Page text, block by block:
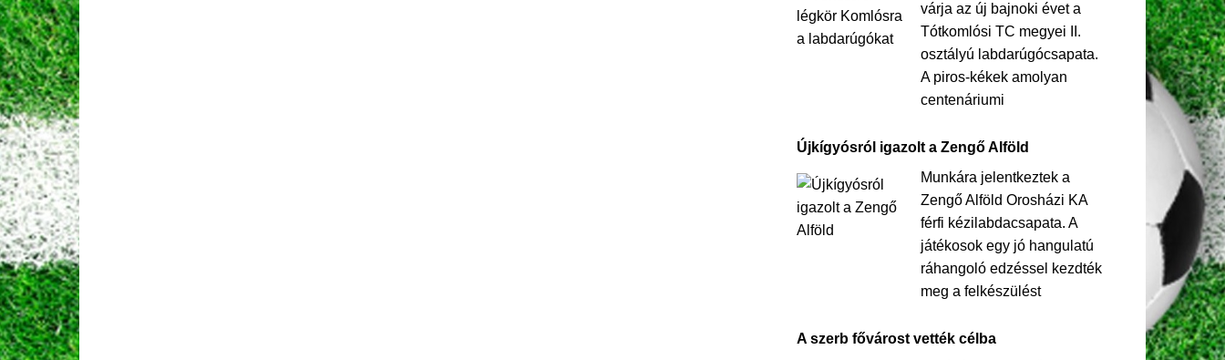
várja az új bajnoki évet a
Tótkomlósi TC megyei II.
osztályú labdarúgócsapata.
A piros-kékek amolyan
centenáriumi
Újkígyósról igazolt a Zengő Alföld
Munkára jelentkeztek a
Zengő Alföld Orosházi KA
férfi kézilabdacsapata. A
játékosok egy jó hangulatú
ráhangoló edzéssel kezdték
meg a felkészülést
A szerb fővárost vették célba